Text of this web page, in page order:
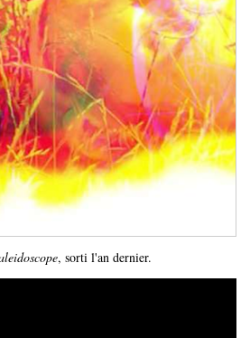
, sorti l'an dernier.